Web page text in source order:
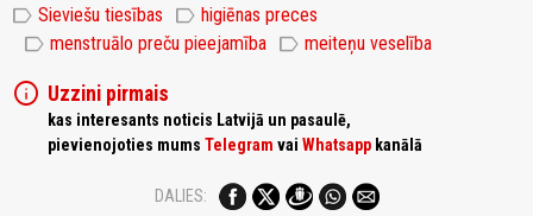
label Sieviešu tiesības label higiēnas preces
label menstruālo preču pieejamība label meiteņu veselība
info Uzzini pirmais
kas interesants noticis Latvijā un pasaulē,
pievienojoties mums Telegram vai Whatsapp kanālā
DALIES: